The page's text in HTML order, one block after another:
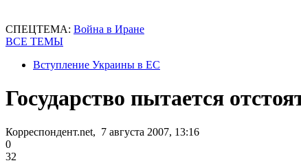
СПЕЦТЕМА: Война в Иране
ВСЕ ТЕМЫ
Вступление Украины в ЕС
Государство пытается
Корреспондент.net, 7 августа 2007, 13:16
0
32